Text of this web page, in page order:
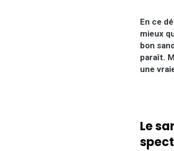
En ce
mieux
bon
paraît.
une
Le